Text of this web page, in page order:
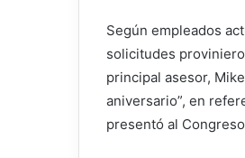
Según empleados
solicitudes
principal asesor,
aniversario”, en
presentó al